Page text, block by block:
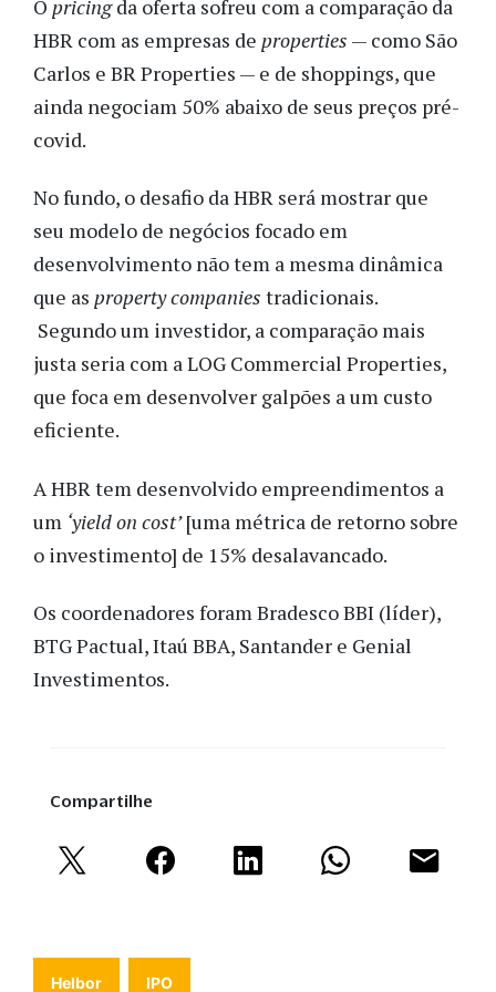
O pricingda oferta sofreu com a comparação da
HBR com as empresas de properties — como São
Carlos e BR Properties — e de shoppings, que
ainda negociam 50% abaixo de seus preços pré-
covid.
No fundo, o desafio da HBR será mostrar que
seu modelo de negócios focado em
desenvolvimento não tem a mesma dinâmica
que as property companies tradicionais.
Segundo um investidor, a comparação mais
justa seria com a LOG Commercial Properties,
que foca em desenvolver galpões a um custo
eficiente.
A HBR tem desenvolvido empreendimentos a
um ‘yield on cost’[uma métrica de retorno sobre
o investimento] de 15% desalavancado.
Os coordenadores foram Bradesco BBI (líder),
BTG Pactual, Itaú BBA, Santander e Genial
Investimentos.
Compartilhe
Helbor IPO